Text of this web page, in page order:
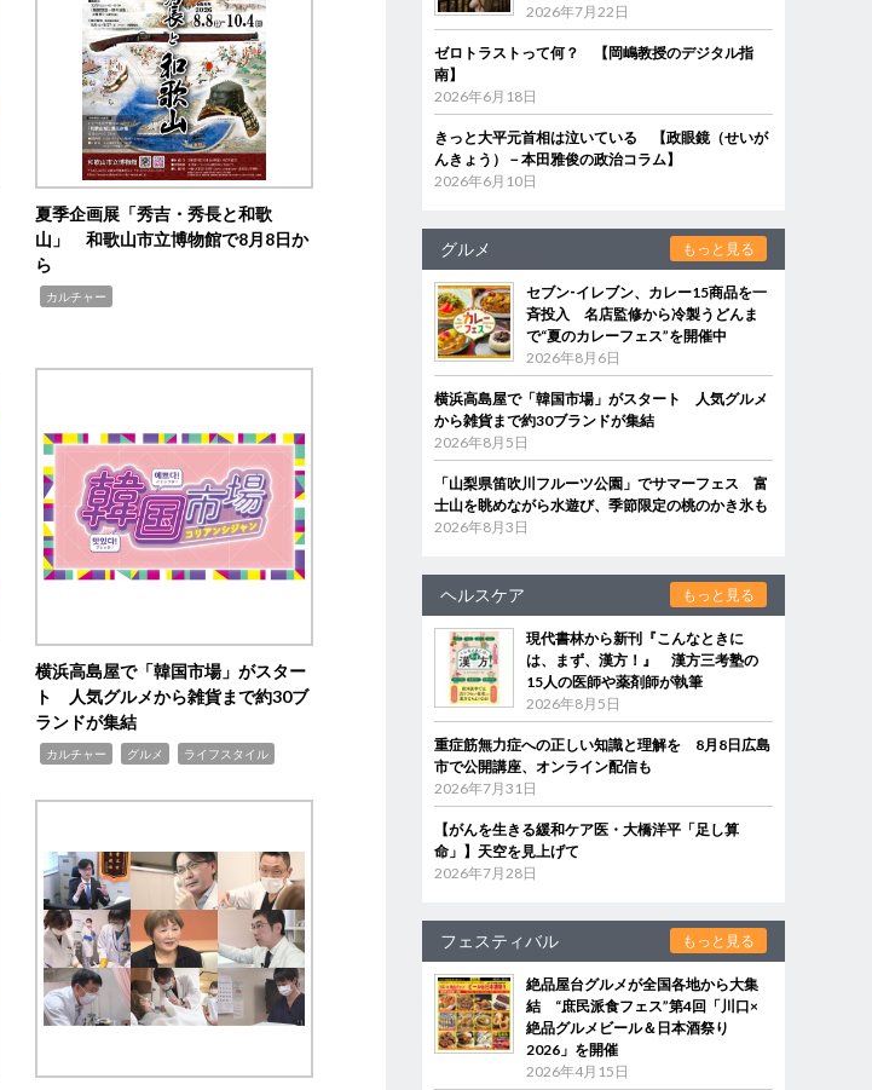
夏季企画展「秀吉・秀長と和歌
山」 和歌山市立博物館で8月8日か
ら
カルチャー
横浜高島屋で「韓国市場」がスター
ト 人気グルメから雑貨まで約30ブ
ランドが集結
カルチャー グルメ ライフスタイル
2026年7月22日
ゼロトラストって何？ 【岡嶋教授のデジタル指
南】
2026年6月18日
きっと大平元首相は泣いている 【政眼鏡（せいが
んきょう）－本田雅俊の政治コラム】
2026年6月10日
グルメ もっと見る
セブン‐イレブン、カレー15商品を一
斉投入 名店監修から冷製うどんま
で“夏のカレーフェス”を開催中
2026年8月6日
横浜高島屋で「韓国市場」がスタート 人気グルメ
から雑貨まで約30ブランドが集結
2026年8月5日
「山梨県笛吹川フルーツ公園」でサマーフェス 富
士山を眺めながら水遊び、季節限定の桃のかき氷も
2026年8月3日
ヘルスケア もっと見る
現代書林から新刊『こんなときに
は、まず、漢方！』 漢方三考塾の
15人の医師や薬剤師が執筆
2026年8月5日
重症筋無力症への正しい知識と理解を 8月8日広島
市で公開講座、オンライン配信も
2026年7月31日
【がんを生きる緩和ケア医・大橋洋平「足し算
命」】天空を見上げて
2026年7月28日
フェスティバル もっと見る
絶品屋台グルメが全国各地から大集
結 “庶民派食フェス”第4回「川口×
絶品グルメビール＆日本酒祭り
2026」を開催
2026年4月15日